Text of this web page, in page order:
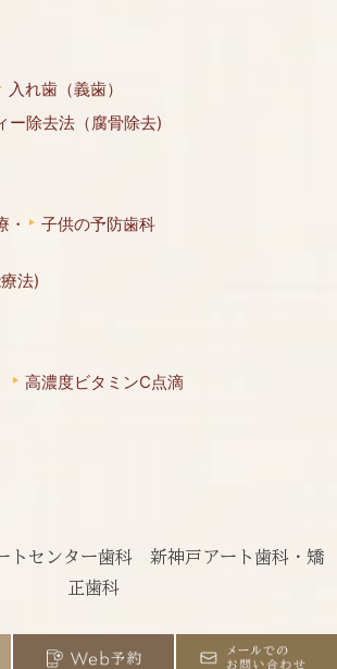
入れ歯（義歯）
ー除去法（腐骨除去)
・
子供の予防歯科
法)
高濃度ビタミンC点滴
トセンター歯科 新神戸アート歯科・矯
正歯科